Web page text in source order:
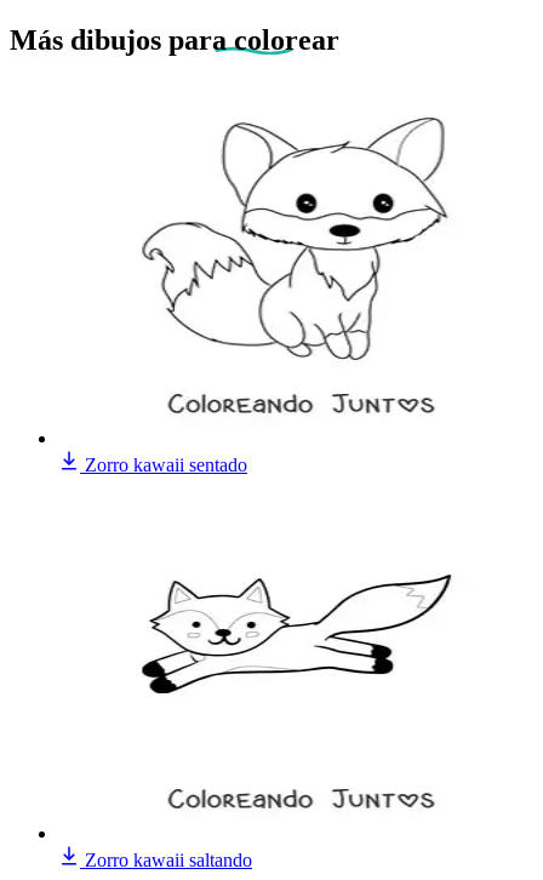
Más dibujos para colorear
Zorro kawaii sentado
Zorro kawaii saltando